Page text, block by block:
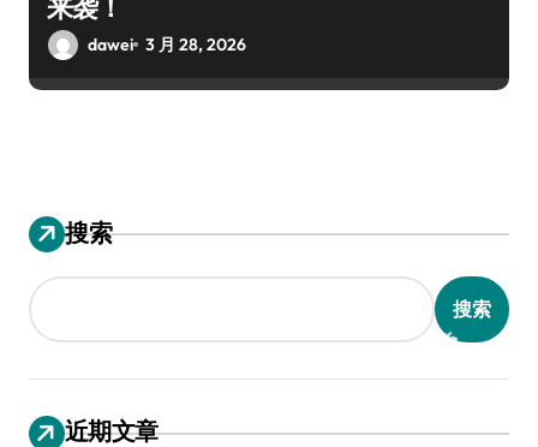
来袭！
dawei 3 月 28, 2026
搜索
搜索
近期文章